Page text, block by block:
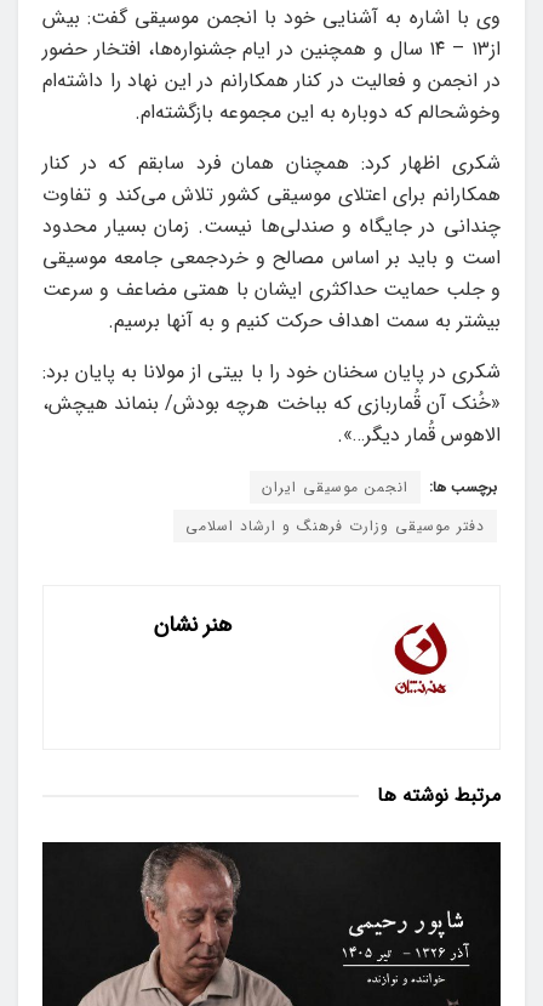
وی با اشاره به آشنایی خود با انجمن موسیقی گفت: بیش
از۱۳ – ۱۴ سال و همچنین در ایام جشنواره‌ها، افتخار حضور
در انجمن و فعالیت در کنار همکارانم در این نهاد را داشته‌ام
وخوشحالم که دوباره به این مجموعه بازگشته‌ام.
شکری اظهار کرد: همچنان همان فرد سابقم که در کنار
همکارانم برای اعتلای موسیقی کشور تلاش می‌کند و تفاوت
چندانی در جایگاه و صندلی‌ها نیست. زمان بسیار محدود
است و باید بر اساس مصالح و خردجمعی جامعه موسیقی
و جلب حمایت حداکثری ایشان با همتی مضاعف و سرعت
بیشتر به سمت اهداف حرکت کنیم و به آنها برسیم.
شکری در پایان سخنان خود را با بیتی از مولانا به پایان برد:
«خُنک آن قُماربازی که بباخت هرچه بودش/ بنماند هیچش،
الاهوس قُمار دیگر…».
برچسب ها:
انجمن موسیقی ایران
دفتر موسیقی وزارت فرهنگ و ارشاد اسلامی
هنر نشان
مرتبط نوشته ها